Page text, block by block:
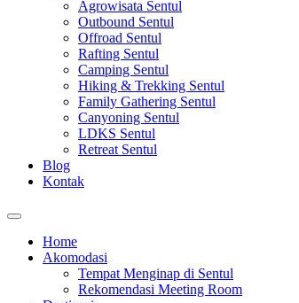
Agrowisata Sentul
Outbound Sentul
Offroad Sentul
Rafting Sentul
Camping Sentul
Hiking & Trekking Sentul
Family Gathering Sentul
Canyoning Sentul
LDKS Sentul
Retreat Sentul
Blog
Kontak
Home
Akomodasi
Tempat Menginap di Sentul
Rekomendasi Meeting Room